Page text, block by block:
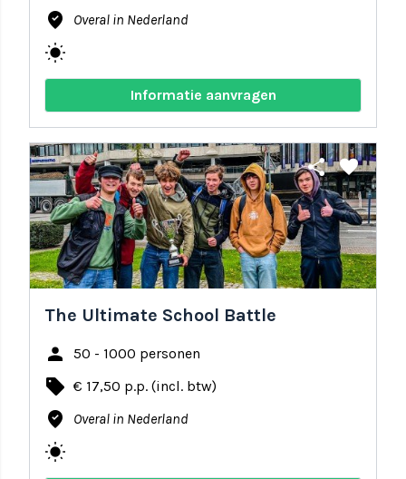
where_to_vote Overal in Nederland
wb_sunny
Informatie aanvragen
share favorite
The Ultimate School Battle
person 50 - 1000 personen
local_offer € 17,50 p.p. (incl. btw)
where_to_vote Overal in Nederland
wb_sunny